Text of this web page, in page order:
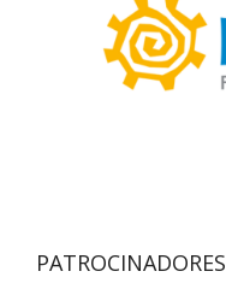
PATROCINADORES